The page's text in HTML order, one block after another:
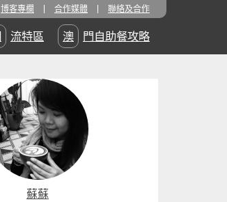
博客專欄 合作媒體 聯絡及合作
潮流特區 澳門自助餐攻略
蘇蘇